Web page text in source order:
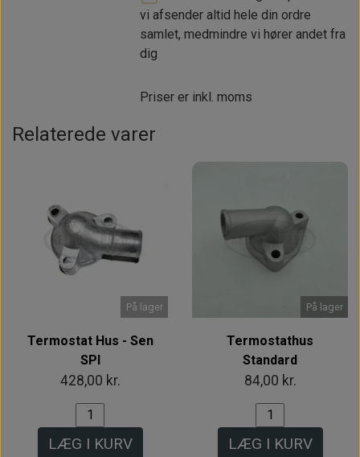
vi afsender altid hele din ordre
samlet, medmindre vi hører andet fra
dig
Priser er inkl. moms
Relaterede varer
På lager
Termostat Hus - Sen
SPI
428,00 kr.
LÆG I KURV
På lager
Termostathus
Standard
84,00 kr.
LÆG I KURV